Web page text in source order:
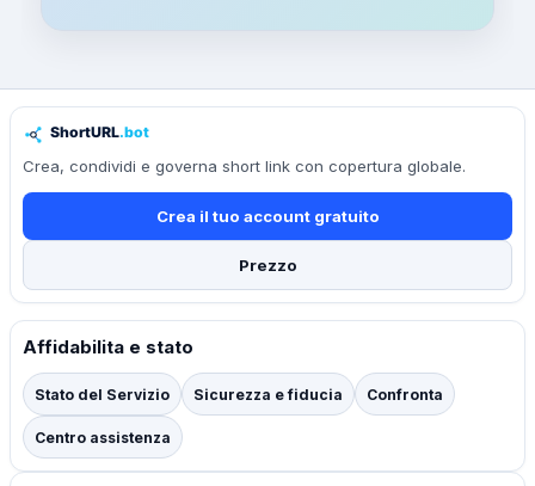
Crea, condividi e governa short link con copertura globale.
Crea il tuo account gratuito
Prezzo
Affidabilita e stato
Stato del Servizio Sicurezza e fiducia Confronta
Centro assistenza